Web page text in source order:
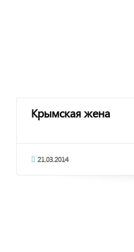
Крымская жена
21.03.2014